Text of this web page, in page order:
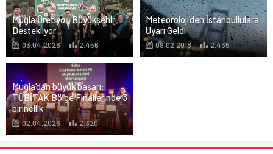
Muğla Üretiyor, Büyükşehir
Destekliyor
03.04.2026 2.456
Meteoroloji’den İstanbullulara
Uyarı Geldi
09.02.2018 2.435
Muğla’dan büyük başarı:
TÜBİTAK Bölge Finallerinde 3
birincilik
02.04.2026 2.320